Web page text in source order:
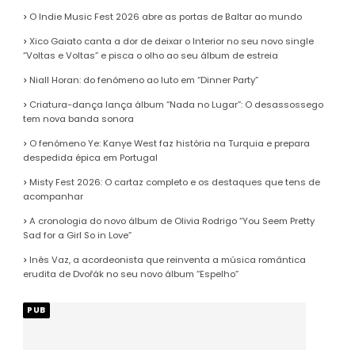
O Indie Music Fest 2026 abre as portas de Baltar ao mundo
Xico Gaiato canta a dor de deixar o Interior no seu novo single
“Voltas e Voltas” e pisca o olho ao seu álbum de estreia
Niall Horan: do fenómeno ao luto em “Dinner Party”
Criatura-dança lança álbum “Nada no Lugar”: O desassossego
tem nova banda sonora
O fenómeno Ye: Kanye West faz história na Turquia e prepara
despedida épica em Portugal
Misty Fest 2026: O cartaz completo e os destaques que tens de
acompanhar
A cronologia do novo álbum de Olivia Rodrigo “You Seem Pretty
Sad for a Girl So in Love”
Inês Vaz, a acordeonista que reinventa a música romântica
erudita de Dvořák no seu novo álbum “Espelho”
PUB